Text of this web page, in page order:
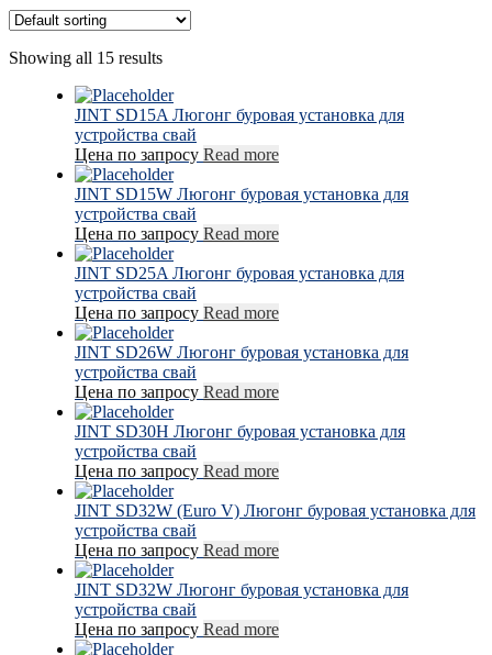
Showing all 15 results
JINT SD15A Люгонг буровая установка для
устройства свай
Цена по запросу Read more
JINT SD15W Люгонг буровая установка для
устройства свай
Цена по запросу Read more
JINT SD25A Люгонг буровая установка для
устройства свай
Цена по запросу Read more
JINT SD26W Люгонг буровая установка для
устройства свай
Цена по запросу Read more
JINT SD30H Люгонг буровая установка для
устройства свай
Цена по запросу Read more
JINT SD32W (Euro V) Люгонг буровая установка для
устройства свай
Цена по запросу Read more
JINT SD32W Люгонг буровая установка для
устройства свай
Цена по запросу Read more